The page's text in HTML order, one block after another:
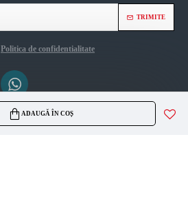
ADAUGĂ ÎN COȘ
TRIMITE
Politica de confidentialitate